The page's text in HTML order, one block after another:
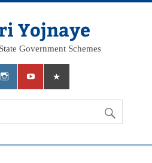
Yojnaye
Government Schemes